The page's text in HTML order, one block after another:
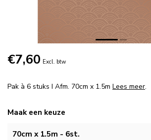
€7,60 Excl. btw
Pak à 6 stuks I Afm. 70cm x 1.5m Lees meer.
Maak een keuze
70cm x 1.5m - 6st.